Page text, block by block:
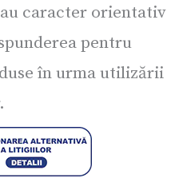
caracter orientativ
pentru
în urma utilizării